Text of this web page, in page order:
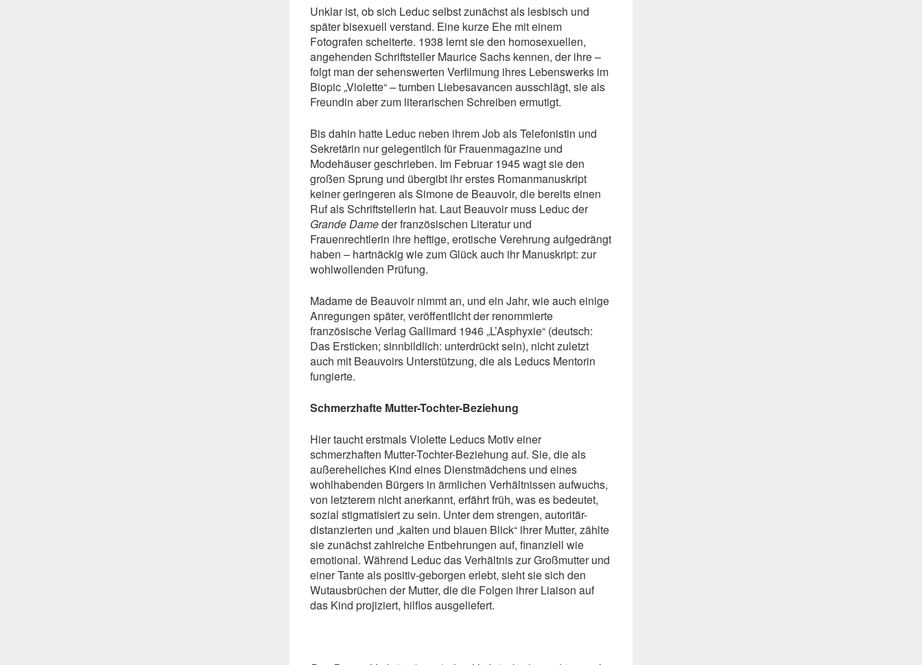
Unklar ist, ob sich Leduc selbst zunächst als lesbisch und
später bisexuell verstand. Eine kurze Ehe mit einem
Fotografen scheiterte. 1938 lernt sie den homosexuellen,
angehenden Schriftsteller Maurice Sachs kennen, der ihre –
folgt man der sehenswerten Verfilmung ihres Lebenswerks im
Biopic „Violette“ – tumben Liebesavancen ausschlägt, sie als
Freundin aber zum literarischen Schreiben ermutigt.
Bis dahin hatte Leduc neben ihrem Job als Telefonistin und
Sekretärin nur gelegentlich für Frauenmagazine und
Modehäuser geschrieben. Im Februar 1945 wagt sie den
großen Sprung und übergibt ihr erstes Romanmanuskript
keiner geringeren als Simone de Beauvoir, die bereits einen
Ruf als Schriftstellerin hat. Laut Beauvoir muss Leduc der
Grande Dameder französischen Literatur und
Frauenrechtlerin ihre heftige, erotische Verehrung aufgedrängt
haben – hartnäckig wie zum Glück auch ihr Manuskript: zur
wohlwollenden Prüfung.
Madame de Beauvoir nimmt an, und ein Jahr, wie auch einige
Anregungen später, veröffentlicht der renommierte
französische Verlag Gallimard 1946 „L’Asphyxie“ (deutsch:
Das Ersticken; sinnbildlich: unterdrückt sein), nicht zuletzt
auch mit Beauvoirs Unterstützung, die als Leducs Mentorin
fungierte.
Schmerzhafte Mutter-Tochter-Beziehung
Hier taucht erstmals Violette Leducs Motiv einer
schmerzhaften Mutter-Tochter-Beziehung auf. Sie, die als
außereheliches Kind eines Dienstmädchens und eines
wohlhabenden Bürgers in ärmlichen Verhältnissen aufwuchs,
von letzterem nicht anerkannt, erfährt früh, was es bedeutet,
sozial stigmatisiert zu sein. Unter dem strengen, autoritär-
distanzierten und „kalten und blauen Blick“ ihrer Mutter, zählte
sie zunächst zahlreiche Entbehrungen auf, finanziell wie
emotional. Während Leduc das Verhältnis zur Großmutter und
einer Tante als positiv-geborgen erlebt, sieht sie sich den
Wutausbrüchen der Mutter, die die Folgen ihrer Liaison auf
das Kind projiziert, hilflos ausgeliefert.